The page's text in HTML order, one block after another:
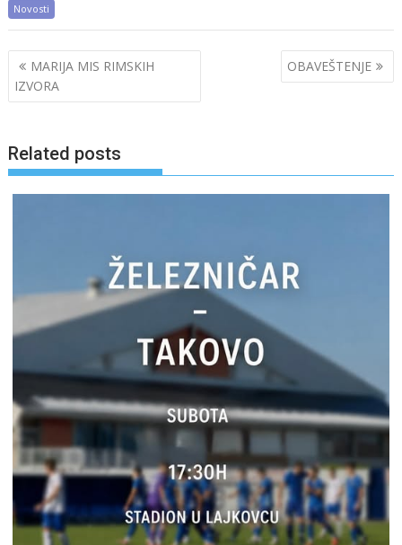
Novosti
Post
navigation
MARIJA MIS RIMSKIH
IZVORA
OBAVEŠTENJE
Related posts